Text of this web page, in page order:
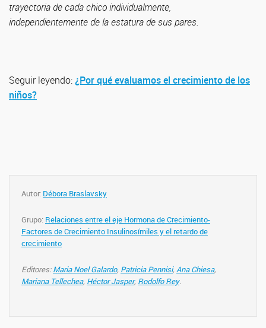
trayectoria de cada chico individualmente,
independientemente de la estatura de sus pares.
Seguir leyendo:¿Por qué evaluamos el crecimiento de los
niños?
Autor: Débora Braslavsky
Grupo: Relaciones entre el eje Hormona de Crecimiento-
Factores de Crecimiento Insulinosímiles y el retardo de
crecimiento
Editores:Maria Noel Galardo, Patricia Pennisi, Ana Chiesa,
Mariana Tellechea, Héctor Jasper, Rodolfo Rey.